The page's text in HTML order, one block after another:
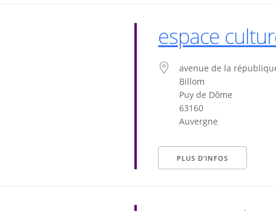
espace
avenue de la
Billom
Puy de Dôme
63160
Auvergne
PLUS D’INFOS